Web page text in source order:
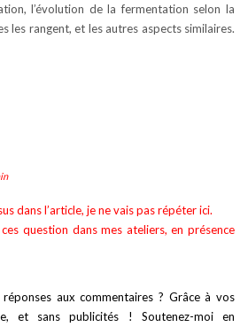
l’évolution de la fermentation selon la
les rangent, et les autres aspects similaires.
dans l’article, je ne vais pas répéter ici.
question dans mes ateliers, en présence
aux commentaires ? Grâce à vos
et sans publicités ! Soutenez-moi en